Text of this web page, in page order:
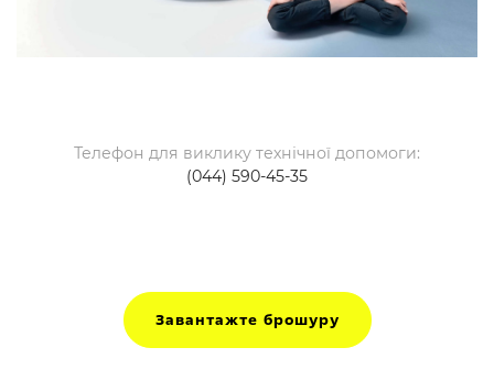
Телефон для виклику технічної допомоги:
(044) 590-45-35
Завантажте брошуру